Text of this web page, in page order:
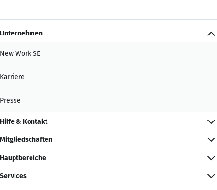
Unternehmen
New Work SE
Karriere
Presse
Hilfe & Kontakt
Mitgliedschaften
Hauptbereiche
Services